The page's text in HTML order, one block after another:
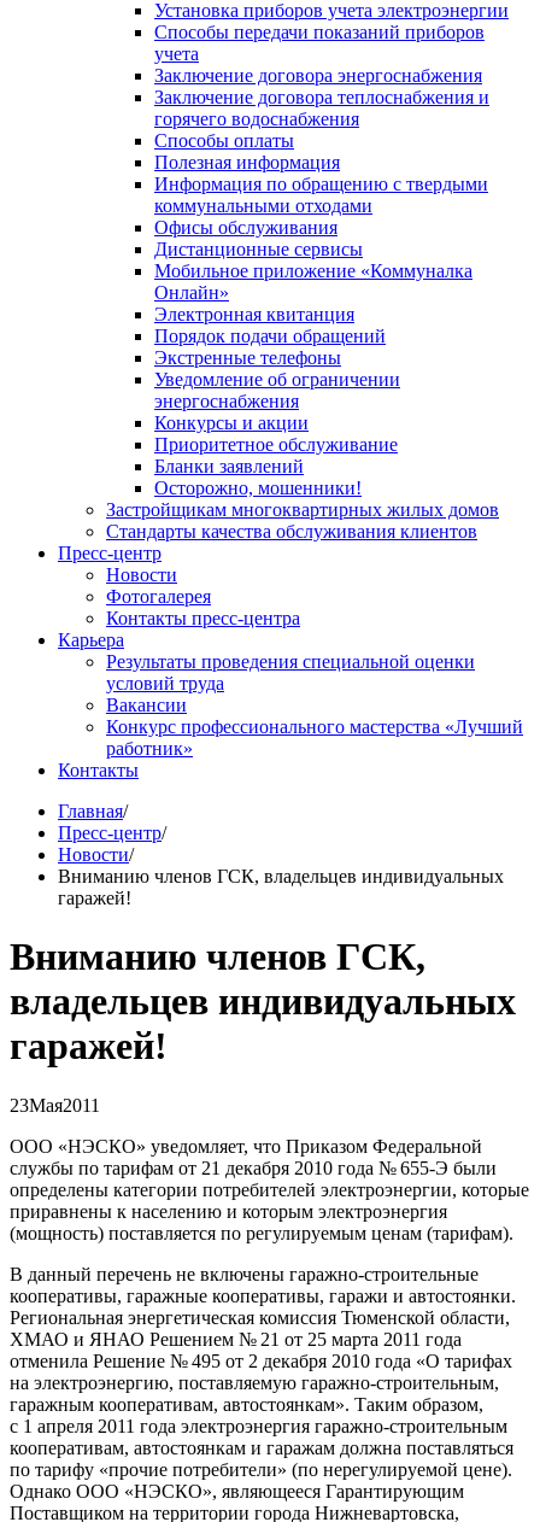
Установка приборов учета электроэнергии
Способы передачи показаний приборов
учета
Заключение договора энергоснабжения
Заключение договора теплоснабжения и
горячего водоснабжения
Способы оплаты
Полезная информация
Информация по обращению с твердыми
коммунальными отходами
Офисы обслуживания
Дистанционные сервисы
Мобильное приложение «Коммуналка
Онлайн»
Электронная квитанция
Порядок подачи обращений
Экстренные телефоны
Уведомление об ограничении
энергоснабжения
Конкурсы и акции
Приоритетное обслуживание
Бланки заявлений
Осторожно, мошенники!
Застройщикам многоквартирных жилых домов
Стандарты качества обслуживания клиентов
Пресс-центр
Новости
Фотогалерея
Контакты пресс-центра
Карьера
Результаты проведения специальной оценки
условий труда
Вакансии
Конкурс профессионального мастерства «Лучший
работник»
Контакты
Главная/
Пресс-центр/
Новости/
Вниманию членов ГСК, владельцев индивидуальных
гаражей!
Вниманию членов ГСК,
владельцев индивидуальных
гаражей!
23Мая2011
ООО «НЭСКО» уведомляет, что Приказом Федеральной
службы по тарифам от 21 декабря 2010 года № 655-Э были
определены категории потребителей электроэнергии, которые
приравнены к населению и которым электроэнергия
(мощность) поставляется по регулируемым ценам (тарифам).
В данный перечень не включены гаражно-строительные
кооперативы, гаражные кооперативы, гаражи и автостоянки.
Региональная энергетическая комиссия Тюменской области,
ХМАО и ЯНАО Решением № 21 от 25 марта 2011 года
отменила Решение № 495 от 2 декабря 2010 года «О тарифах
на электроэнергию, поставляемую гаражно-строительным,
гаражным кооперативам, автостоянкам». Таким образом,
с 1 апреля 2011 года электроэнергия гаражно-строительным
кооперативам, автостоянкам и гаражам должна поставляться
по тарифу «прочие потребители» (по нерегулируемой цене).
Однако ООО «НЭСКО», являющееся Гарантирующим
Поставщиком на территории города Нижневартовска,